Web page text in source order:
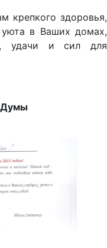
крепкого здоровья,
в Ваших домах,
удачи и сил для
Думы